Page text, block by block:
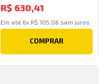
R$ 630,41
Em até 6x R$ 105 06 sem juros
COMPRAR